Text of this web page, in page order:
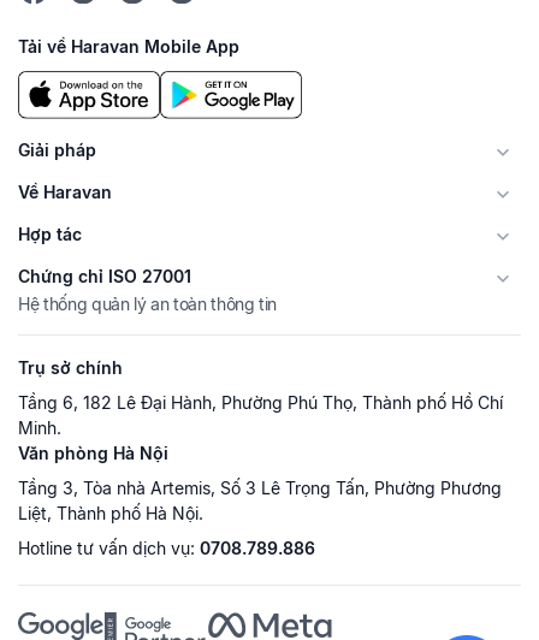
Tải về Haravan Mobile App
Giải pháp
Về Haravan
Hợp tác
Chứng chỉ ISO 27001
Hệ thống quản lý an toàn thông tin
Trụ sở chính
Tầng 6, 182 Lê Đại Hành, Phường Phú Thọ, Thành phố Hồ Chí
Minh.
Văn phòng Hà Nội
Tầng 3, Tòa nhà Artemis, Số 3 Lê Trọng Tấn, Phường Phương
Liệt, Thành phố Hà Nội.
Hotline tư vấn dịch vụ: 0708.789.886